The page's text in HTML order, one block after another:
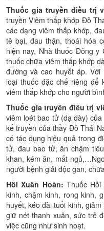
Thuốc gia truyền điều trị
truyền Viêm thấp khớp Đỗ
các dạng viêm thấp khớp,
tê bại, đau thận, thoái hóa
hiện nay, Nhà thuốc Đông
thuốc chữa viêm thấp khớp
đường và cao huyết áp.
loại thuốc đặc chế riêng để
viêm thấp khớp cho người
Thuốc gia truyền điều trị
viêm loét bao tử (dạ dày)
kế truyền của thầy Đỗ Thái
có tác dụng hiệu quả trong
tử, đau bao tử, ăn chậm
khan, kém ăn, mất
người bệnh giải độc gan,
Hồi Xuân Hoàn: Thuốc
kinh, chậm kinh, rong kinh,
huyết, kéo dài tuổi kinh,
giữ nét thanh xuân, sức trẻ
việc cũng như sinh hoạt.